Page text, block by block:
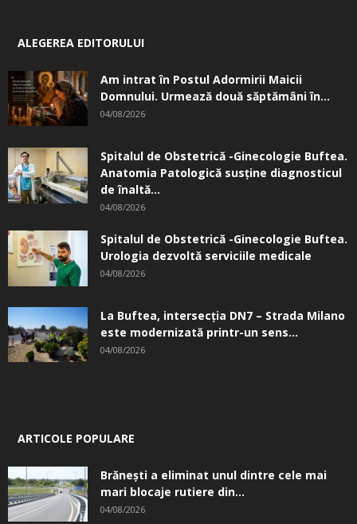
ALEGEREA EDITORULUI
Am intrat în Postul Adormirii Maicii
Domnului. Urmează două săptămâni în...
04/08/2026
Spitalul de Obstetrică -Ginecologie Buftea.
Anatomia Patologică susţine diagnosticul
de înaltă...
04/08/2026
Spitalul de Obstetrică -Ginecologie Buftea.
Urologia dezvoltă serviciile medicale
04/08/2026
La Buftea, intersecţia DN7 – Strada Milano
este modernizată printr-un sens...
04/08/2026
ARTICOLE POPULARE
Brănești a eliminat unul dintre cele mai
mari blocaje rutiere din...
04/08/2026